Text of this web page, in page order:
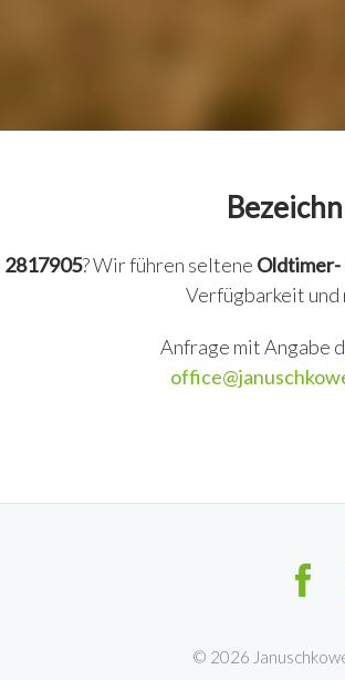
2817905? Wir führen seltene Oldtimer-
Verfügbarkeit
Anfrage mit Angabe
© 2026